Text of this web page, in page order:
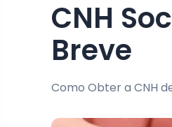
CNH
Breve
Como Obter a CNH